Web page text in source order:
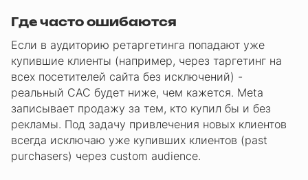
Где часто ошибаются
Если в аудиторию ретаргетинга попадают уже
купившие клиенты (например, через таргетинг на
всех посетителей сайта без исключений) -
реальный CAC будет ниже, чем кажется. Meta
записывает продажу за тем, кто купил бы и без
рекламы. Под задачу привлечения новых клиентов
всегда исключаю уже купивших клиентов (past
purchasers) через custom audience.